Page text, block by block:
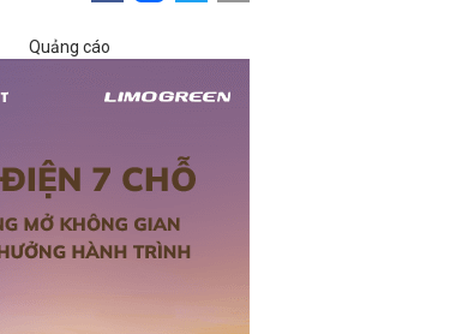
Quảng cáo